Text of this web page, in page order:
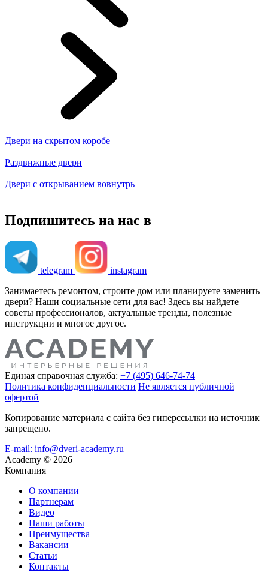
Двери на скрытом коробе
Раздвижные двери
Двери с открыванием вовнутрь
Подпишитесь на нас в
telegram
instagram
Занимаетесь ремонтом, строите дом или планируете заменить
двери? Наши социальные сети для вас! Здесь вы найдете
советы профессионалов, актуальные тренды, полезные
инструкции и многое другое.
Единая справочная служба: +7 (495) 646-74-74
Политика конфиденциальности Не является публичной
офертой
Копирование материала с сайта без гиперссылки на источник
запрещено.
E-mail: info@dveri-academy.ru
Academy © 2026
Компания
О компании
Партнерам
Видео
Наши работы
Преимущества
Вакансии
Статьи
Контакты